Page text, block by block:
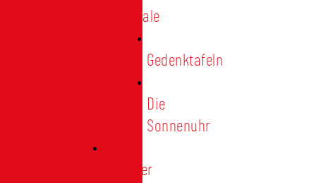
Denkmale
Gedenktafeln
Die
Sonnenuhr
Ratinger